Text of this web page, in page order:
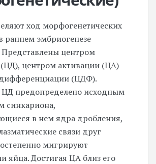
ход морфогенетических
раннем эмбриогенезе
Представлены центром
центром активации (ЦА)
(ЦДФ).
предопределено исходным
синкариона,
в нем ядра дробления,
связи друг
мигрируют
яйца. Достигая ЦА близ его